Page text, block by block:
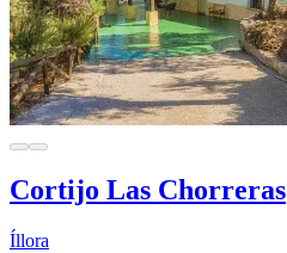
Cortijo Las Chorreras
Íllora